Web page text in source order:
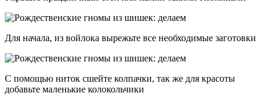
Для начала, из войлока вырежьте все необходимые заготовки
С помощью ниток сшейте колпачки, так же для красоты
добавьте маленькие колокольчики